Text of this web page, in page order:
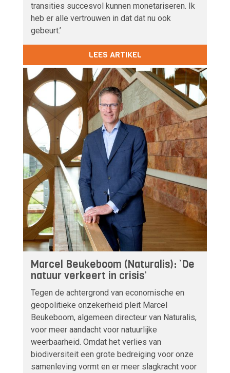
transities succesvol kunnen monetariseren. Ik
heb er alle vertrouwen in dat dat nu ook
gebeurt.’
LEES ARTIKEL
Marcel Beukeboom (Naturalis): ‘De
natuur verkeert in crisis’
Tegen de achtergrond van economische en
geopolitieke onzekerheid pleit Marcel
Beukeboom, algemeen directeur van Naturalis,
voor meer aandacht voor natuurlijke
weerbaarheid. Omdat het verlies van
biodiversiteit een grote bedreiging voor onze
samenleving vormt en er meer slagkracht voor